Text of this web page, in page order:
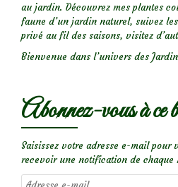
au jardin. Découvrez mes plantes
faune d’un jardin naturel, suivez
privé au fil des saisons, visitez
Bienvenue dans l’univers des
Abonnez-vous à ce
Saisissez votre adresse e-mail pour
recevoir une notification de chaque
Adresse